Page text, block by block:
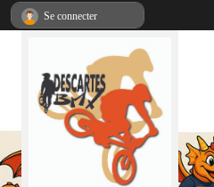
Se connecter
Panneau de gestion des cookies